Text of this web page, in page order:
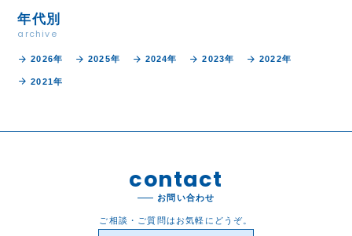
年代別
archive
arrow_forward 2026年 arrow_forward 2025年 arrow_forward 2024年 arrow_forward 2023年 arrow_forward 2022年
arrow_forward 2021年
contact
お問い合わせ
ご相談・ご質問はお気軽にどうぞ。